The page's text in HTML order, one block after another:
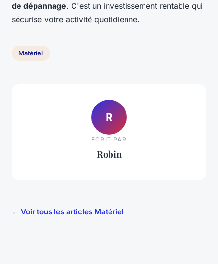
de dépannage. C'est un investissement rentable qui
sécurise votre activité quotidienne.
Matériel
R
ECRIT PAR
Robin
← Voir tous les articles Matériel